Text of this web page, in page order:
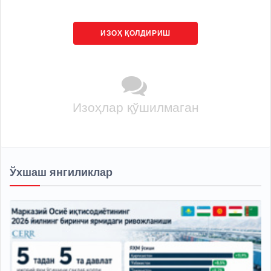
ИЗОҲ ҚОЛДИРИШ
Изоҳлар қўшилмаган
Ўхшаш янгиликлар